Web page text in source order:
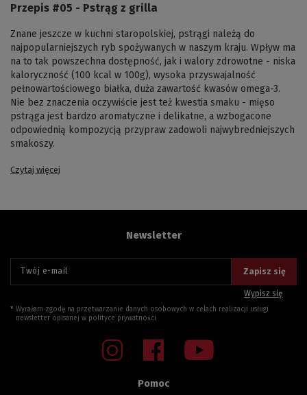
Przepis #05 - Pstrąg z grilla
Znane jeszcze w kuchni staropolskiej, pstrągi należą do
najpopularniejszych ryb spożywanych w naszym kraju. Wpływ ma
na to tak powszechna dostępność, jak i walory zdrowotne - niska
kaloryczność (100 kcal w 100g), wysoka przyswajalność
pełnowartościowego białka, duża zawartość kwasów omega-3.
Nie bez znaczenia oczywiście jest też kwestia smaku - mięso
pstrąga jest bardzo aromatyczne i delikatne, a wzbogacone
odpowiednią kompozycją przypraw zadowoli najwybredniejszych
smakoszy.
Czytaj więcej
Pomoc
Newsletter
Twój e-mail Zapisz się
Wypisz się
Wyrażam zgodę na przetwarzanie danych osobowych w celach realizacji usługi
newsletter opisanej w polityce prywatności